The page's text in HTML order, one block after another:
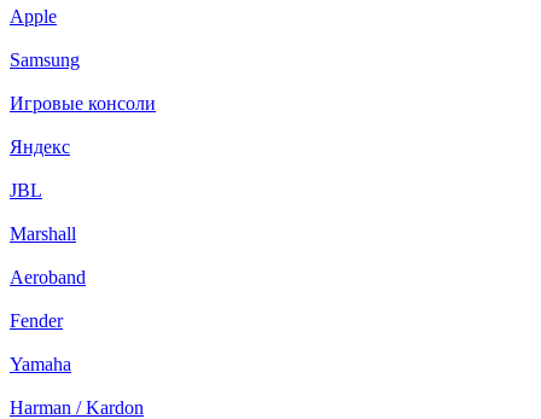
Apple
Samsung
Игровые консоли
Яндекс
JBL
Marshall
Aeroband
Fender
Yamaha
Harman / Kardon